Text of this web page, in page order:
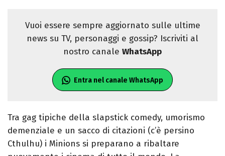
Vuoi essere sempre aggiornato sulle ultime
news su TV, personaggi e gossip? Iscriviti al
nostro canale WhatsApp
Entra nel canale WhatsApp
Tra gag tipiche della slapstick comedy, umorismo
demenziale e un sacco di citazioni (c’è persino
Cthulhu) i Minions si preparano a ribaltare